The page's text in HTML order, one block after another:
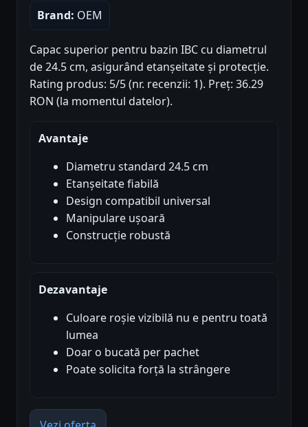
Brand: OEM
Capac superior pentru bazin IBC cu diametrul
de 24.5 cm, asigurând etanșeitate și protecție.
Rating produs: 5/5 (nr. recenzii: 1). Preț: 36.29
RON (la momentul datelor).
Avantaje
Diametru standard 24.5 cm
Etanșeitate fiabilă
Design compatibil universal
Manipulare ușoară
Construcție robustă
Dezavantaje
Culoare roșie vizibilă nu e pentru toată
lumea
Doar o bucată per pachet
Poate solicita forță la strângere